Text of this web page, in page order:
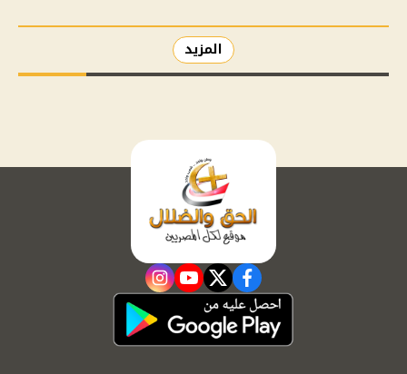
المزيد
facebook
twitter
youtube
instagram